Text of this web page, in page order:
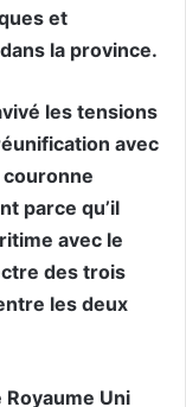
et
la province.
les tensions
avec
couronne
parce qu’il
avec le
des trois
les deux
Uni